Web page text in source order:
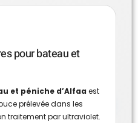
pour bateau et
et péniche d’Alfaa est
prélevée dans les
traitement par ultraviolet.